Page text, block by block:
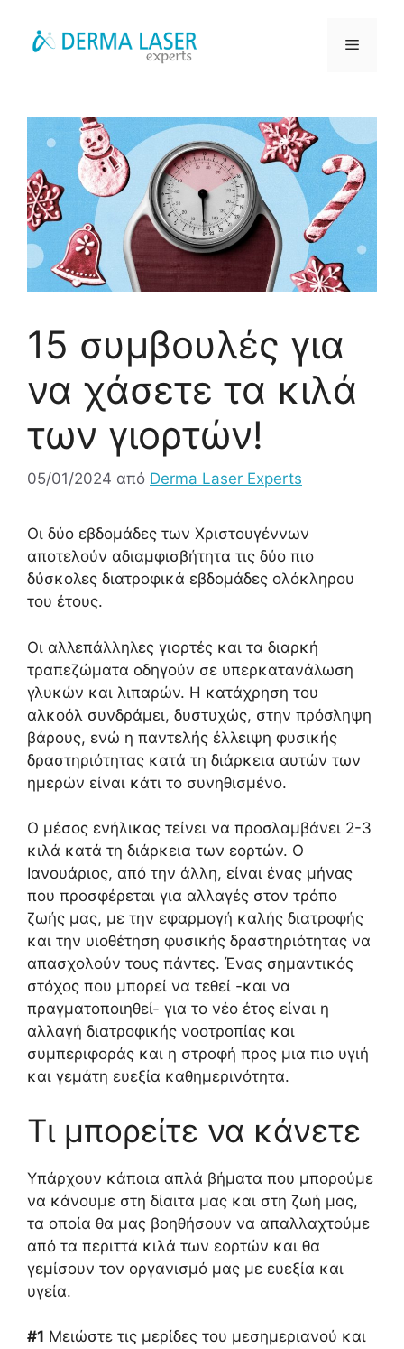
περιεχόμενο
Μενού
15 συμβουλές για
να χάσετε τα κιλά
των γιορτών!
05/01/2024 από Derma Laser Experts
Οι δύο εβδομάδες των Χριστουγέννων
αποτελούν αδιαμφισβήτητα τις δύο πιο
δύσκολες διατροφικά εβδομάδες ολόκληρου
του έτους.
Οι αλλεπάλληλες γιορτές και τα διαρκή
τραπεζώματα οδηγούν σε υπερκατανάλωση
γλυκών και λιπαρών. Η κατάχρηση του
αλκοόλ συνδράμει, δυστυχώς, στην πρόσληψη
βάρους, ενώ η παντελής έλλειψη φυσικής
δραστηριότητας κατά τη διάρκεια αυτών των
ημερών είναι κάτι το συνηθισμένο.
Ο μέσος ενήλικας τείνει να προσλαμβάνει 2-3
κιλά κατά τη διάρκεια των εορτών. Ο
Ιανουάριος, από την άλλη, είναι ένας μήνας
που προσφέρεται για αλλαγές στον τρόπο
ζωής μας, με την εφαρμογή καλής διατροφής
και την υιοθέτηση φυσικής δραστηριότητας να
απασχολούν τους πάντες. Ένας σημαντικός
στόχος που μπορεί να τεθεί -και να
πραγματοποιηθεί- για το νέο έτος είναι η
αλλαγή διατροφικής νοοτροπίας και
συμπεριφοράς και η στροφή προς μια πιο υγιή
και γεμάτη ευεξία καθημερινότητα.
Τι μπορείτε να κάνετε
Υπάρχουν κάποια απλά βήματα που μπορούμε
να κάνουμε στη δίαιτα μας και στη ζωή μας,
τα οποία θα μας βοηθήσουν να απαλλαχτούμε
από τα περιττά κιλά των εορτών και θα
γεμίσουν τον οργανισμό μας με ευεξία και
υγεία.
#1 Μειώστε τις μερίδες του μεσημεριανού και